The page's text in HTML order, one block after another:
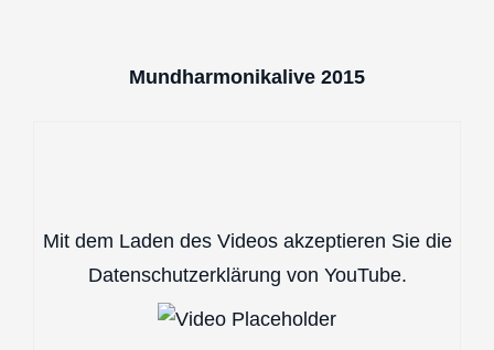
Mundharmonikalive 2015
Mit dem Laden des Videos akzeptieren Sie die
Datenschutzerklärung von YouTube.